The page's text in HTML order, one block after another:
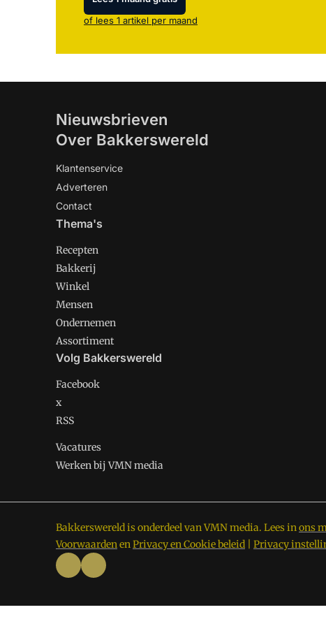
of lees 1 artikel per maand
Nieuwsbrieven
Over Bakkerswereld
Klantenservice
Adverteren
Contact
Thema's
Recepten
Bakkerij
Winkel
Mensen
Ondernemen
Assortiment
Volg Bakkerswereld
Facebook
x
RSS
Vacatures
Werken bij VMN media
Bakkerswereld is onderdeel van VMN media. Lees inons
VoorwaardenenPrivacy en Cookie beleid Privacy